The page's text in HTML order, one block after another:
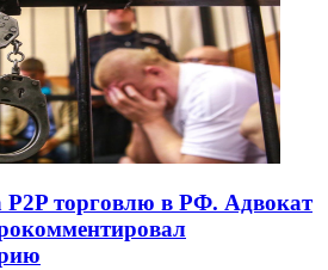
P2P торговлю в РФ. Адвокат